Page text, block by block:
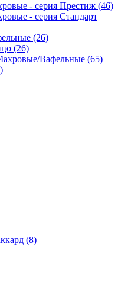
- серия Престиж (46)
- серия Стандарт
(26)
(26)
Вафельные (65)
(8)